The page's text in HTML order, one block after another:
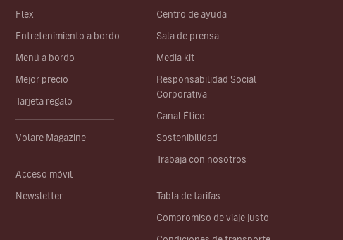
Flex
Entretenimiento a bordo
Menú a bordo
Mejor precio
Tarjeta regalo
Volare Magazine
Acceso móvil
Newsletter
Centro de ayuda
Sala de prensa
Media kit
Responsabilidad Social
Corporativa
Canal Ético
Sostenibilidad
Trabaja con nosotros
Tabla de tarifas
Compromiso de viaje justo